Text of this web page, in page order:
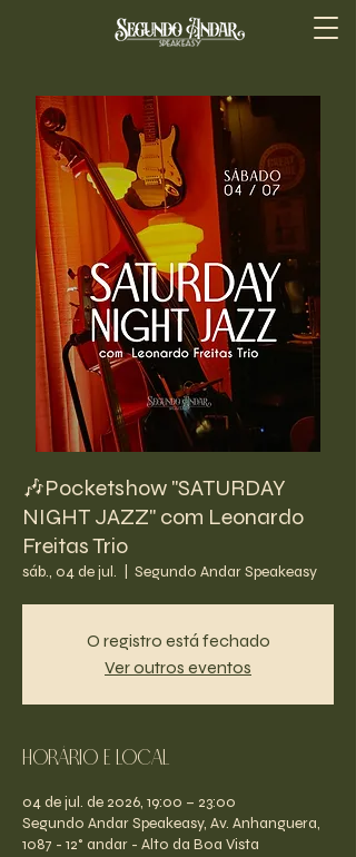
🎶Pocketshow "SATURDAY
NIGHT JAZZ" com Leonardo
Freitas Trio
sáb., 04 de jul. Segundo Andar Speakeasy
O registro está fechado
Ver outros eventos
Horário e Local
04 de jul. de 2026, 19:00 – 23:00
Segundo Andar Speakeasy, Av. Anhanguera,
1087 - 12° andar - Alto da Boa Vista